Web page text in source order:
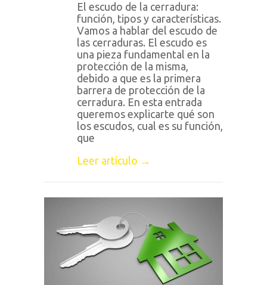
El escudo de la cerradura:
función, tipos y características.
Vamos a hablar del escudo de
las cerraduras. El escudo es
una pieza fundamental en la
protección de la misma,
debido a que es la primera
barrera de protección de la
cerradura. En esta entrada
queremos explicarte qué son
los escudos, cual es su función,
que
Leer artículo →